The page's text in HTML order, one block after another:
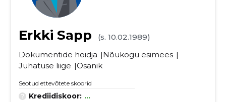
Erkki Sapp
(s. 10.02.1989)
Dokumentide hoidja
Nõukogu esimees
Juhatuse liige
Osanik
Seotud ettevõtete skoorid
Krediidiskoor: ...